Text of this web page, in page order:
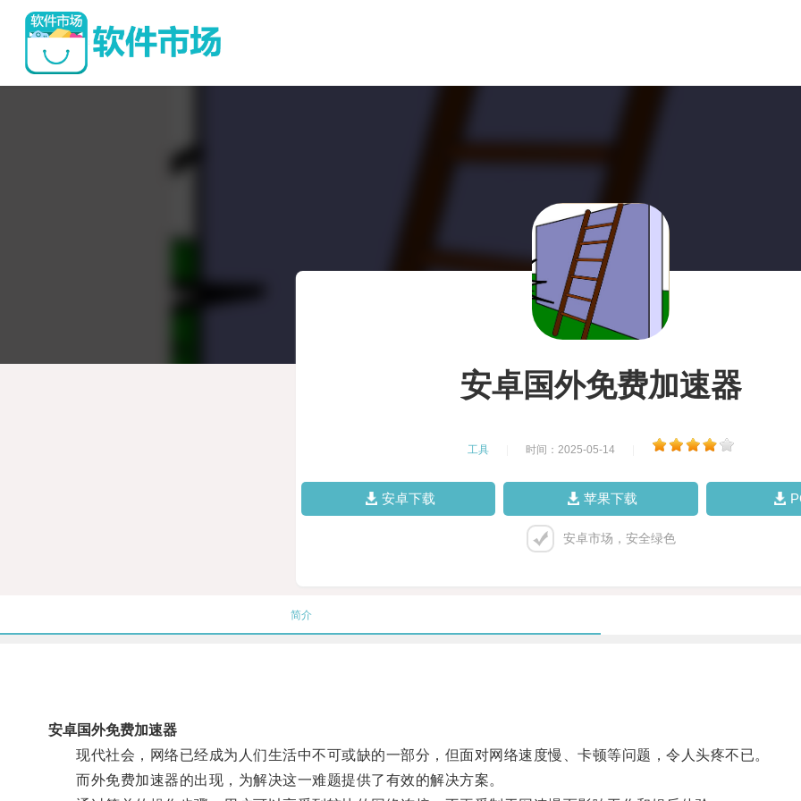
安卓国外免费加速器
工具 时间：2025-05-14
安卓下载 苹果下载
安卓市场，安全绿色
简介
安卓国外免费加速器
现代社会，网络已经成为人们生活中不可或缺的一部分，但面对网络速度慢、卡顿等问题，令人头疼不已。
而外免费加速器的出现，为解决这一难题提供了有效的解决方案。